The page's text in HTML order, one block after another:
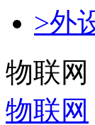
>外
物联网
物联网